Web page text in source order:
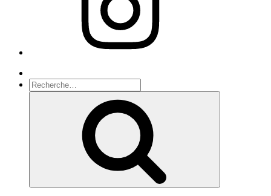
Recherche
pour